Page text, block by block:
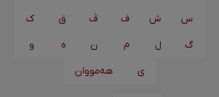
س ش ف ڤ ق ک
گ ل م ن ه و
ی هەمووان